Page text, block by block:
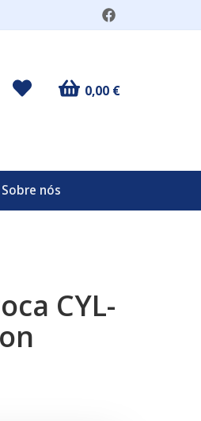
0,00 €
Sobre nós
CYL-